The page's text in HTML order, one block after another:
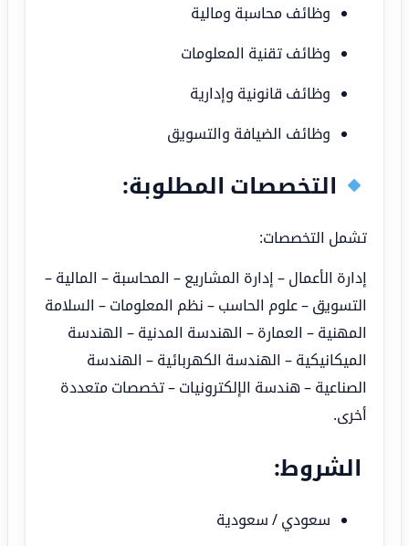
وظائف محاسبة ومالية
وظائف تقنية المعلومات
وظائف قانونية وإدارية
وظائف الضيافة والتسويق
التخصصات المطلوبة:
تشمل التخصصات:
إدارة الأعمال – إدارة المشاريع – المحاسبة – المالية –
التسويق – علوم الحاسب – نظم المعلومات – السلامة
المهنية – العمارة – الهندسة المدنية – الهندسة
الميكانيكية – الهندسة الكهربائية – الهندسة
الصناعية – هندسة الإلكترونيات – تخصصات متعددة
أخرى.
الشروط:
سعودي / سعودية